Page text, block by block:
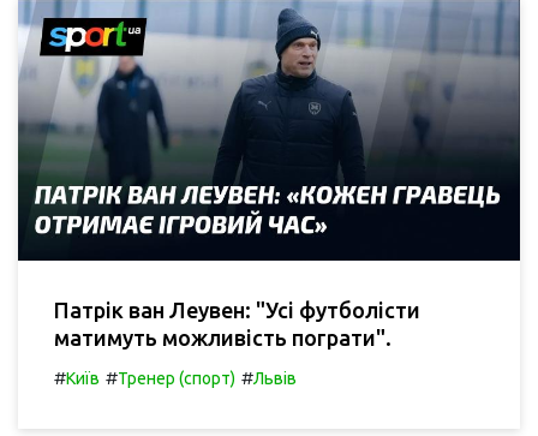
Патрік ван Леувен: "Усі футболісти
матимуть можливість пограти".
#Київ #Тренер (спорт) #Львів